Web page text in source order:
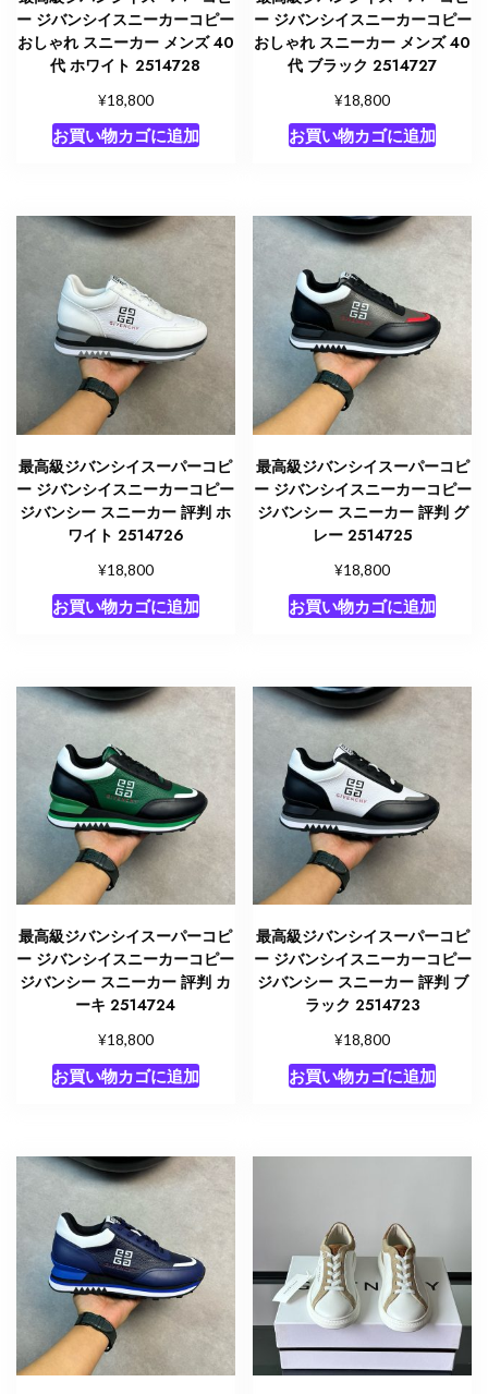
ー ジバンシイスニーカーコピー
おしゃれ スニーカー メンズ 40
代 ホワイト 2514728
¥18,800
お買い物カゴに追加
ー ジバンシイスニーカーコピー
おしゃれ スニーカー メンズ 40
代 ブラック 2514727
¥18,800
お買い物カゴに追加
最高級ジバンシイスーパーコピ
ー ジバンシイスニーカーコピー
ジバンシー スニーカー 評判 ホ
ワイト 2514726
¥18,800
お買い物カゴに追加
最高級ジバンシイスーパーコピ
ー ジバンシイスニーカーコピー
ジバンシー スニーカー 評判 グ
レー 2514725
¥18,800
お買い物カゴに追加
最高級ジバンシイスーパーコピ
ー ジバンシイスニーカーコピー
ジバンシー スニーカー 評判 カ
ーキ 2514724
¥18,800
お買い物カゴに追加
最高級ジバンシイスーパーコピ
ー ジバンシイスニーカーコピー
ジバンシー スニーカー 評判 ブ
ラック 2514723
¥18,800
お買い物カゴに追加